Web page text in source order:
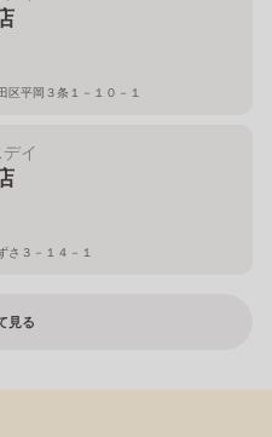
区平岡３条１－１０－１
イ
さ３－１４－１
見る